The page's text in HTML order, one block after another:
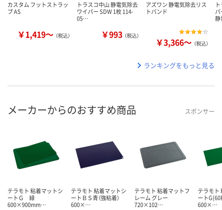
カスタム フットストラッ
プ AS
￥1,419～ （税込）
トラスコ中山 静電気除去
ワイパー SDW 1枚 114-
05…
￥993 （税込）
アズワン 静電気除去リス
トバンド
￥3,366～ （税込）
ランキングをもっと見る
メーカーからのおすすめ商品 スポンサー
テラモト 粘着マットシ
ートＧ 緑
600×900mm…
テラモト 粘着マットシ
ートＢＳ青（強粘着）
600×…
テラモト 粘着マットフ
レーム グレー
720×102…
テラモト
ート
600×…